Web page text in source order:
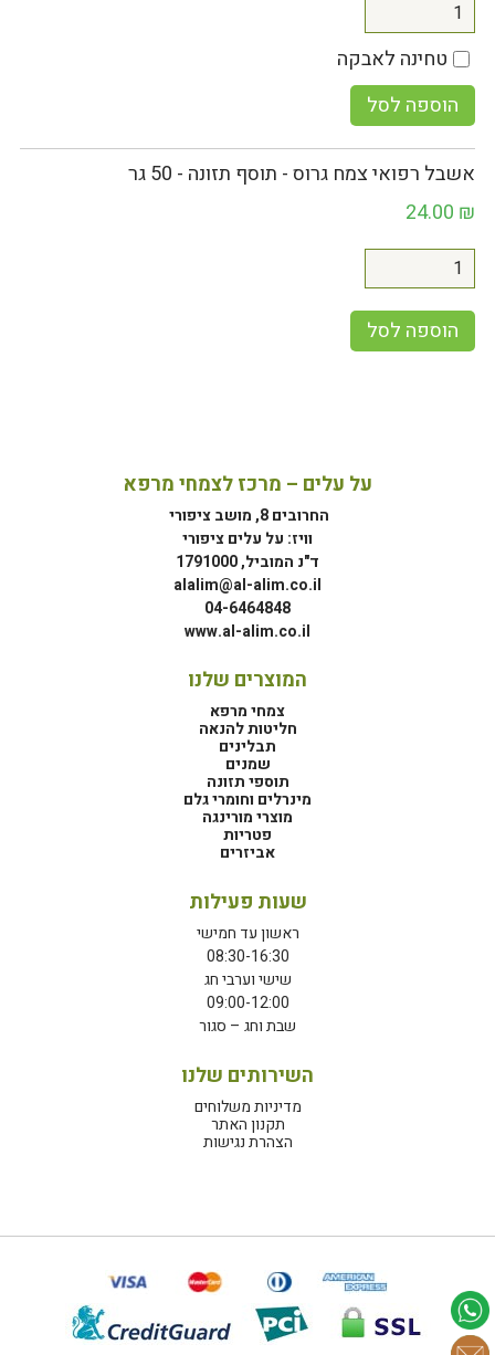
טחינה לאבקה
הוספה לסל
אשבל רפואי צמח גרוס - תוסף תזונה - 50 גר
24.00 ₪
הוספה לסל
על עלים – מרכז לצמחי מרפא
החרובים 8, מושב ציפורי
וויז: על עלים ציפורי
ד"נ המוביל, 1791000
alalim@al-alim.co.il
04-6464848
www.al-alim.co.il
המוצרים שלנו
צמחי מרפא
חליטות להנאה
תבלינים
שמנים
תוספי תזונה
מינרלים וחומרי גלם
מוצרי מורינגה
פטריות
אביזרים
שעות פעילות
ראשון עד חמישי
08:30-16:30
שישי וערבי חג
09:00-12:00
שבת וחג – סגור
השירותים שלנו
מדיניות משלוחים
תקנון האתר
הצהרת נגישות